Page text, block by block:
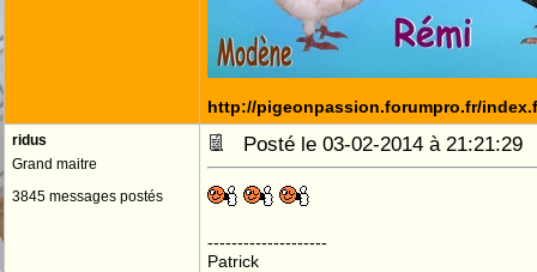
http://pigeonpassion.forumpro.fr/
ridus
Grand maitre
3845 messages postés
Posté le 03-02-2014 à
--------------------
Patrick